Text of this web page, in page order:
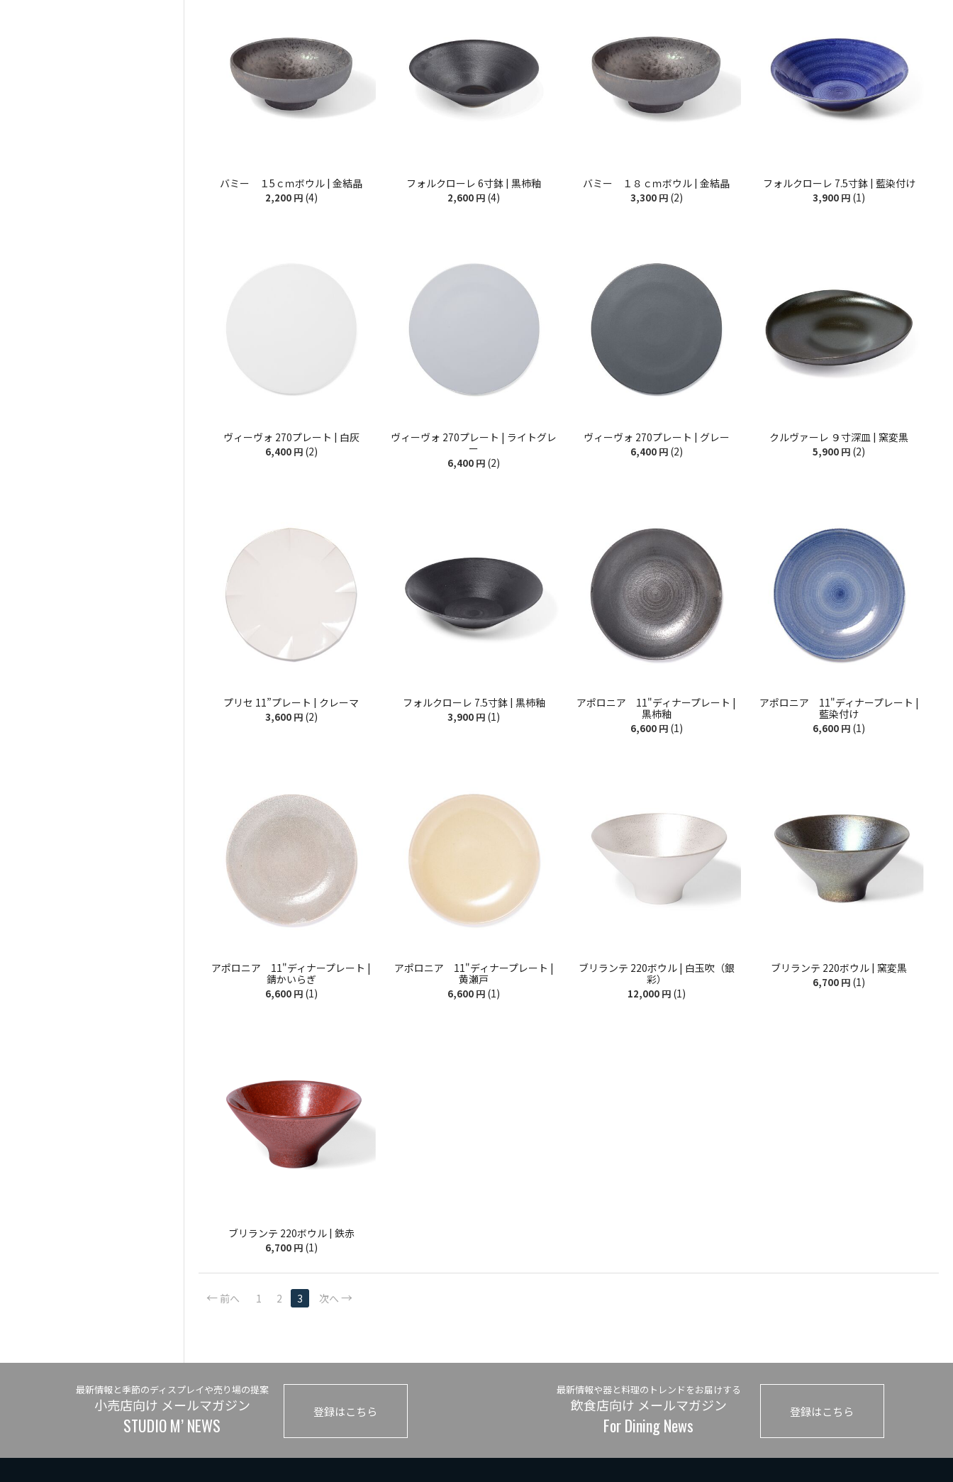
バミー １5ｃｍボウル | 金結晶
2,200 円 (4)
フォルクローレ 6寸鉢 | 黒柿釉
2,600 円 (4)
バミー １８ｃｍボウル | 金結晶
3,300 円 (2)
フォルクローレ 7.5寸鉢 | 藍染付け
3,900 円 (1)
ヴィーヴォ 270プレート | 白灰
6,400 円 (2)
ヴィーヴォ 270プレート | ライトグレ
ー
6,400 円 (2)
ヴィーヴォ 270プレート | グレー
6,400 円 (2)
クルヴァーレ ９寸深皿 | 窯変黒
5,900 円 (2)
プリセ 11”プレート | クレーマ
3,600 円 (2)
フォルクローレ 7.5寸鉢 | 黒柿釉
3,900 円 (1)
アポロニア 11"ディナープレート |
黒柿釉
6,600 円 (1)
アポロニア 11"ディナープレート |
藍染付け
6,600 円 (1)
アポロニア 11"ディナープレート |
錆かいらぎ
6,600 円 (1)
アポロニア 11"ディナープレート |
黄瀬戸
6,600 円 (1)
ブリランテ 220ボウル | 白玉吹（銀
彩）
12,000 円 (1)
ブリランテ 220ボウル | 窯変黒
6,700 円 (1)
ブリランテ 220ボウル | 鉄赤
6,700 円 (1)
前へ 1 2 3 次へ
最新情報と季節のディスプレイや売り場の提案
小売店向け メールマガジン
STUDIO M’ NEWS
登録はこちら
最新情報や器と料理のトレンドをお届けする
飲食店向け メールマガジン
For Dining News
登録はこちら